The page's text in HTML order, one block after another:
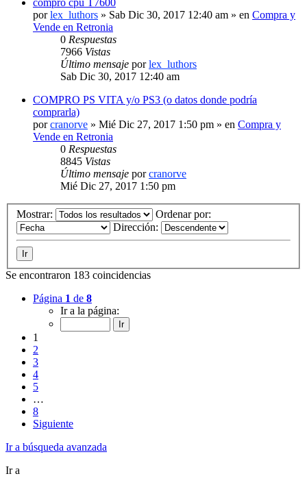
porlex_luthors » Sab Dic 30, 2017 12:40 am » en Compra y
Vende en Retronia
0 Respuestas
7966 Vistas
Último mensaje porlex_luthors
Sab Dic 30, 2017 12:40 am
COMPRO PS VITA y/o PS3 (o datos donde podría
comprarla)
porcranorve » Mié Dic 27, 2017 1:50 pm » en Compra y
Vende en Retronia
0 Respuestas
8845 Vistas
Último mensaje porcranorve
Mié Dic 27, 2017 1:50 pm
Mostrar:
Ordenar por:
Dirección:
Se encontraron 183 coincidencias
Página 1 de 8
Ir a la página:
1
2
3
4
5
…
8
Siguiente
Ir a búsqueda avanzada
Ir a